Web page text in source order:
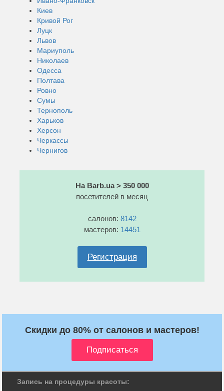
Киев
Кривой Рог
Луцк
Львов
Мариуполь
Николаев
Одесса
Полтава
Ровно
Сумы
Тернополь
Харьков
Херсон
Черкассы
Чернигов
На Barb.ua > 350 000
посетителей в месяц
салонов: 8142
мастеров: 14451
Регистрация
Скидки до 80% от салонов и мастеров!
Запись на процедуры красоты: